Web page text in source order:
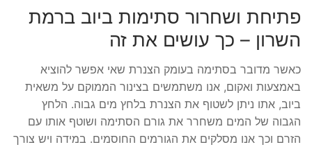
פתיחת ושחרור סתימות ביוב ברמת
השרון – כך עושים את זה
כאשר מדובר בסתימה בעומק הצנרת שאי אפשר להוציא
באמצעות ואקום, אנו משתמשים בצינור הממוקם על משאית
ביוב, אתו ניתן לשטוף את הצנרת בלחץ מים גבוה. הלחץ
הגבוה של המים משחרר את גורם הסתימה ושוטף אותו עם
הזרם וכך אנו מסלקים את הגורמים החוסמים. במידה ויש צורך